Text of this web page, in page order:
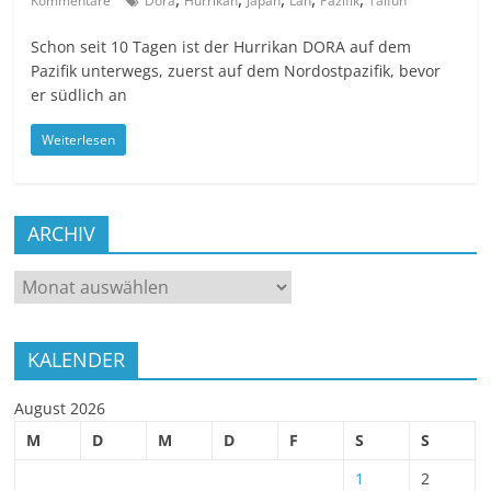
Schon seit 10 Tagen ist der Hurrikan DORA auf dem
Pazifik unterwegs, zuerst auf dem Nordostpazifik, bevor
er südlich an
Weiterlesen
ARCHIV
ARCHIV
KALENDER
August 2026
M
D M D F S
S
1
2